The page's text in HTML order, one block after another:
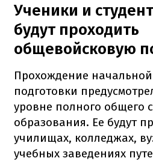
Ученики и
будут проходить
общевойсковую
Прохождение
подготовки
уровне полного общего
образования. Ее будут
училищах, колледжах,
учебных заведениях